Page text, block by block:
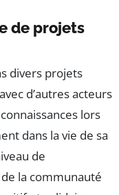
de projets
divers projets
d’autres acteurs
lors
dans la vie de sa
de
la communauté